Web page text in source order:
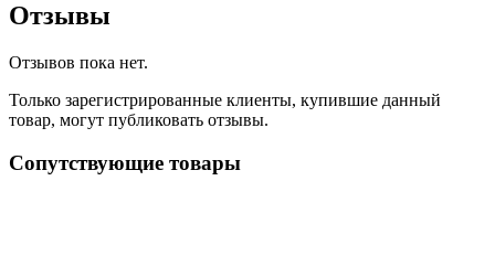
Отзывы
Отзывов пока нет.
Только зарегистрированные клиенты, купившие данный
товар, могут публиковать отзывы.
Сопутствующие товары